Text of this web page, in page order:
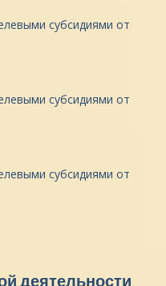
субсидиями от
субсидиями от
субсидиями от
деятельности